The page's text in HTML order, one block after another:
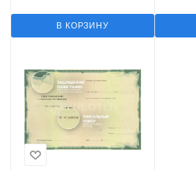
В КОРЗИНУ